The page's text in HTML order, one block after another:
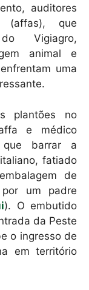
auditores
(affas), que
Vigiagro,
animal e
uma
plantões no
e médico
que barrar a
fatiado
de
um padre
). O embutido
da Peste
o ingresso de
em território